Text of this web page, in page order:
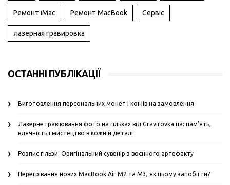
Ремонт iMac Ремонт MacBook Сервіс
лазерная гравировка
ОСТАННІ ПУБЛІКАЦІЇ
Виготовлення персональних монет і коїнів на замовлення
Лазерне гравіювання фото на гільзах від Gravirovka.ua: пам’ять,
вдячність і мистецтво в кожній деталі
Розпис гільзи: Оригінальний сувенір з воєнного артефакту
Перегрівання нових MacBook Air M2 та M3, як цьому запобігти?